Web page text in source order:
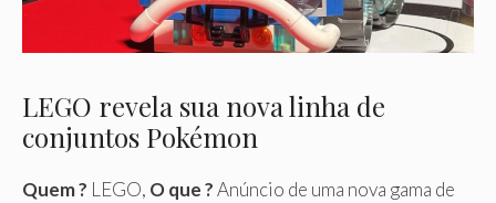
LEGO revela sua nova linha de
conjuntos Pokémon
Quem ? LEGO, O que ?Anúncio de uma nova gama de